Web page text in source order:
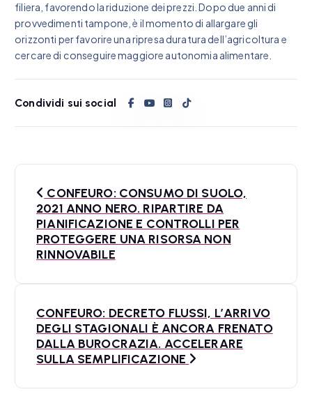
filiera, favorendo la riduzione dei prezzi. Dopo due anni di
provvedimenti tampone, è il momento di allargare gli
orizzonti per favorire una ripresa duratura dell’agricoltura e
cercare di conseguire maggiore autonomia alimentare.
Condividi sui social
CONFEURO: CONSUMO DI SUOLO,
2021 ANNO NERO. RIPARTIRE DA
PIANIFICAZIONE E CONTROLLI PER
PROTEGGERE UNA RISORSA NON
RINNOVABILE
CONFEURO: DECRETO FLUSSI, L’ARRIVO
DEGLI STAGIONALI È ANCORA FRENATO
DALLA BUROCRAZIA. ACCELERARE
SULLA SEMPLIFICAZIONE